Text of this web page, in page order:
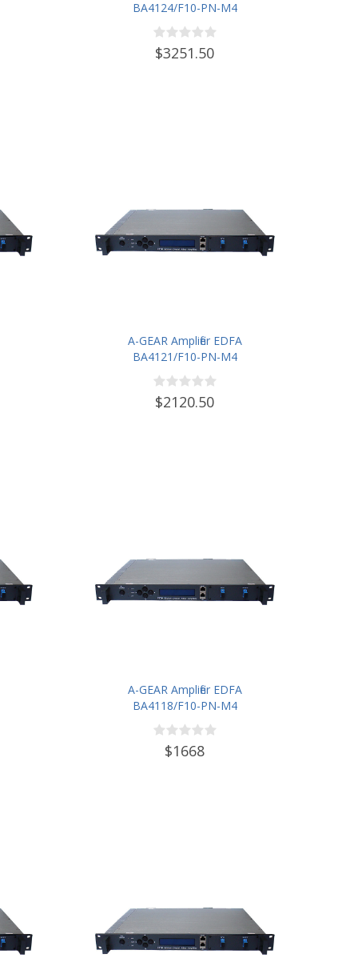
BA4124/F10-PN-M4
$3251.50
A-GEAR Amplifier EDFA
BA4121/F10-PN-M4
$2120.50
A-GEAR Amplifier EDFA
BA4118/F10-PN-M4
$1668